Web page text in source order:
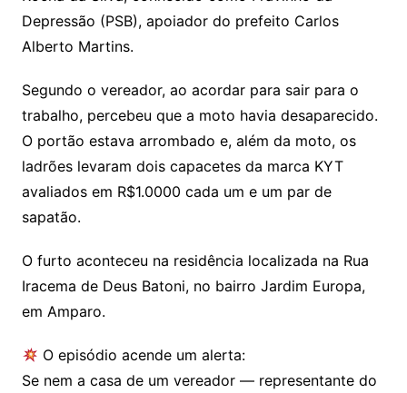
Depressão (PSB), apoiador do prefeito Carlos
Alberto Martins.
Segundo o vereador, ao acordar para sair para o
trabalho, percebeu que a moto havia desaparecido.
O portão estava arrombado e, além da moto, os
ladrões levaram dois capacetes da marca KYT
avaliados em R$1.0000 cada um e um par de
sapatão.
O furto aconteceu na residência localizada na Rua
Iracema de Deus Batoni, no bairro Jardim Europa,
em Amparo.
O episódio acende um alerta:
Se nem a casa de um vereador — representante do